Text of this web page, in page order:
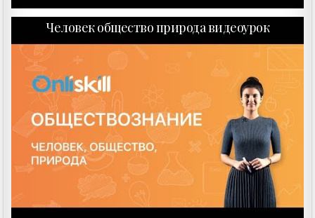
Человек общество природа видеоурок